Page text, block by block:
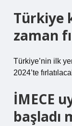
Türkiye
zaman
Türkiye’nin ilk
2024’te
İMECE
başladı